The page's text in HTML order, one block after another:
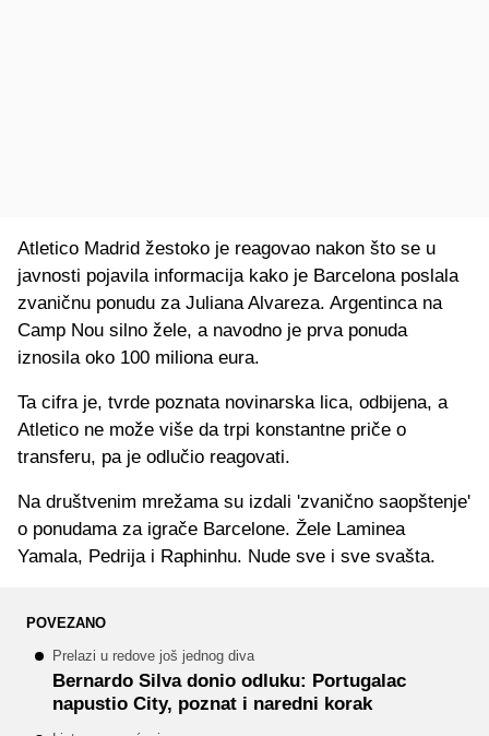
Atletico Madrid žestoko je reagovao nakon što se u
javnosti pojavila informacija kako je Barcelona poslala
zvaničnu ponudu za Juliana Alvareza. Argentinca na
Camp Nou silno žele, a navodno je prva ponuda
iznosila oko 100 miliona eura.
Ta cifra je, tvrde poznata novinarska lica, odbijena, a
Atletico ne može više da trpi konstantne priče o
transferu, pa je odlučio reagovati.
Na društvenim mrežama su izdali 'zvanično saopštenje'
o ponudama za igrače Barcelone. Žele Laminea
Yamala, Pedrija i Raphinhu. Nude sve i sve svašta.
POVEZANO
Prelazi u redove još jednog diva
Bernardo Silva donio odluku: Portugalac
napustio City, poznat i naredni korak